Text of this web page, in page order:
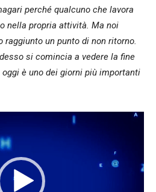
perché qualcuno che lavora
nella propria attività. Ma noi
raggiunto un punto di non ritorno.
si comincia a vedere la fine
è uno dei giorni più importanti